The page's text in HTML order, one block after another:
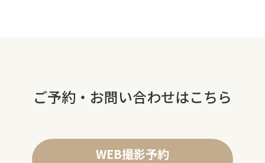
ご予約・お問い合わせはこちら
WEB撮影予約